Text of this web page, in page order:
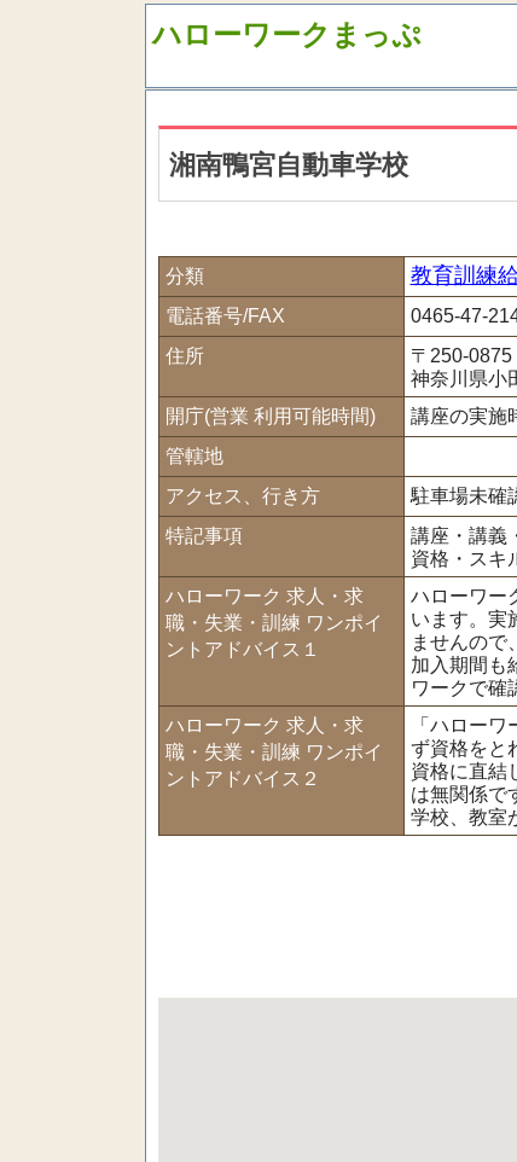
ハローワークまっぷ
湘南鴨宮自動車学校
分類 教育訓練
電話番号/FAX
0465-47-
住所
〒250-0875
神奈川県小
開庁(営業 利用可能時間)
講座の実施
管轄地
アクセス、行き方
駐車場未確
特記事項
講座・講義
資格・スキ
ハローワーク 求人・求
職・失業・訓練 ワンポイ
ントアドバイス１
ハローワー
います。実
ませんので
加入期間も
ワークで確
ハローワーク 求人・求
職・失業・訓練 ワンポイ
ントアドバイス２
「ハロー
ず資格をと
資格に直結
は無関係で
学校、教室